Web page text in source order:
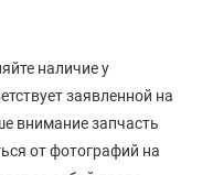
наличие у
заявленной на
внимание запчасть
от фотографий на